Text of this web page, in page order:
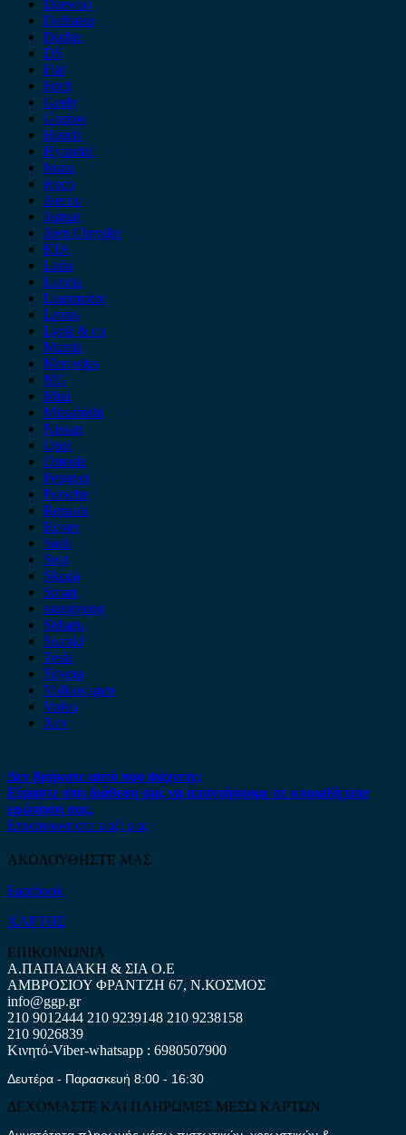
Daewoo
Daihatsu
Dodge
DS
Fiat
Ford
Geely
Gonow
Honda
Hyundai
Isuzu
iveco
Jaecoo
Jaguar
Jeep Chrysler
KIA
Lada
Lancia
Leapmotor
Lexus
Lynk & co
Mazda
Mercedes
MG
Mini
Mitsubishi
Nissan
Opel
Omoda
Peugeot
Porsche
Renault
Rover
Saab
Seat
Skoda
Smart
ssangyong
Subaru
Suzuki
Tesla
Toyota
Volkswagen
Volvo
Xev
Δεν βρήκατε αυτό που ψάχνετε;
Είμαστε στη διάθεση σας να απαντήσουμε σε οποιαδήποτε
ερώτηση σας.
Επικοινωνήστε μαζί μας
ΑΚΟΛΟΥΘΗΣΤΕ ΜΑΣ
Facebook
ΧΑΡΤΗΣ
ΕΠΙΚΟΙΝΩΝΙΑ
Α.ΠΑΠΑΔΑΚΗ & ΣΙΑ Ο.Ε
ΑΜΒΡΟΣΙΟΥ ΦΡΑΝΤΖΗ 67, Ν.ΚΟΣΜΟΣ
info@ggp.gr
210 9012444 210 9239148 210 9238158
210 9026839
Κινητό-Viber-whatsapp : 6980507900
Δευτέρα - Παρασκευή 8:00 - 16:30
ΔΕΧΟΜΑΣΤΕ ΚΑΙ ΠΛΗΡΩΜΕΣ ΜΕΣΩ ΚΑΡΤΩΝ